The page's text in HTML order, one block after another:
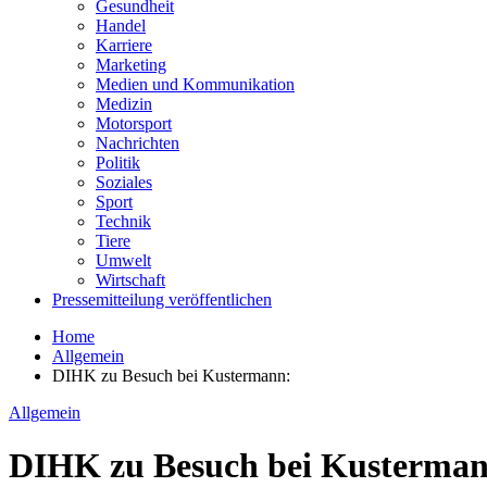
Gesundheit
Handel
Karriere
Marketing
Medien und Kommunikation
Medizin
Motorsport
Nachrichten
Politik
Soziales
Sport
Technik
Tiere
Umwelt
Wirtschaft
Pressemitteilung veröffentlichen
Home
Allgemein
DIHK zu Besuch bei Kustermann:
Allgemein
DIHK zu Besuch bei